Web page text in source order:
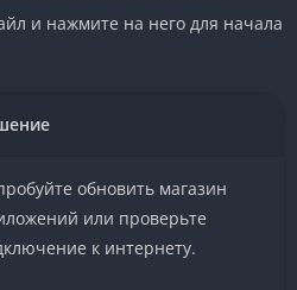
и нажмите на него для начала
обновить магазин
или проверьте
к интернету.